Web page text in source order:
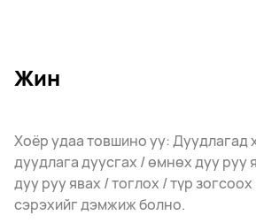
Жин
Хоёр удаа товшино уу: Дуудлагад
дуудлага дуусгах / өмнөх дуу руу
дуу руу явах / тоглох / түр
сэрэхийг дэмжиж болно.